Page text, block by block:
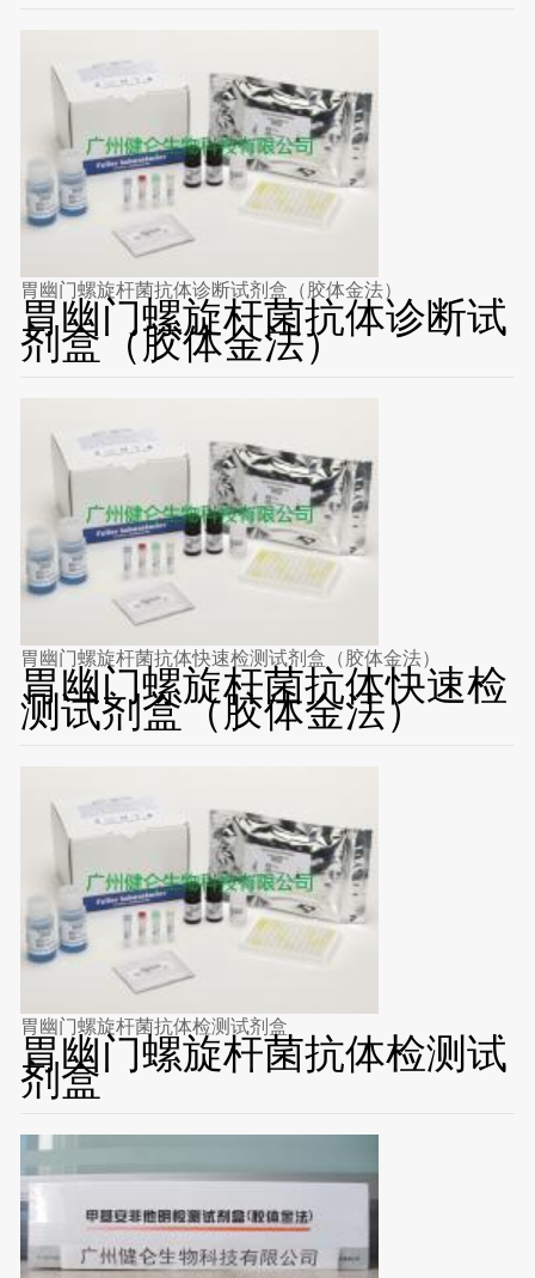
胃幽门螺旋杆菌抗体诊断试剂盒（胶体金法）
胃幽门螺旋杆菌抗体诊断试
剂盒（胶体金法）
胃幽门螺旋杆菌抗体快速检测试剂盒（胶体金法）
胃幽门螺旋杆菌抗体快速检
测试剂盒（胶体金法）
胃幽门螺旋杆菌抗体检测试剂盒
胃幽门螺旋杆菌抗体检测试
剂盒